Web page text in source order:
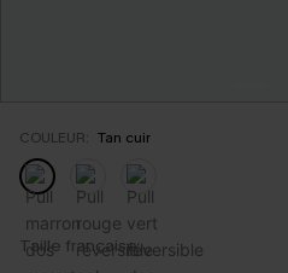
COULEUR: Tan cuir
Taille française